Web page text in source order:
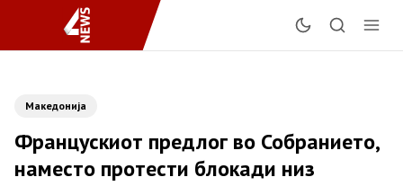
Македонија
Францускиот предлог во Собранието,
наместо протести блокади низ